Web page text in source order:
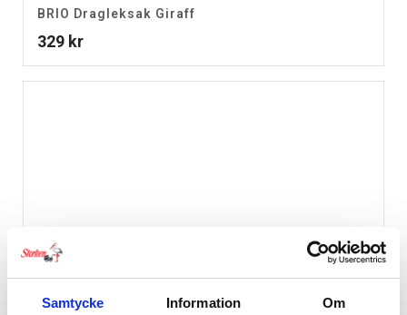
Samtycke Information Om
BRIO Dragleksak Giraff
329 kr